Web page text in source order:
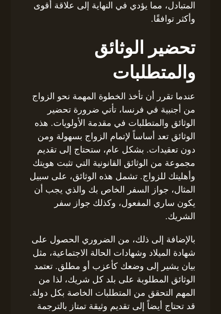
المتبادل، مما يؤدي في النهاية إلى علاقة أقوى
وأكثر توافقًا.
تحضير الوثائق
والمتطلبات
عندما تقرر أن تأخذ الخطوة المهمة نحو الزواج
من أجنبية في فرنسا، تأتي ضرورة تحضير
الوثائق والمتطلبات في مقدمة الأولويات. هذه
الوثائق تعد أساساً لإتمام الزواج بسهولة ومن
دون تعقيدات. بشكل عام، ستحتاج إلى تقديم
مجموعة من الوثائق القانونية التي تثبت هويتك
وأهليتك للزواج. تشمل هذه الوثائق، على سبيل
المثال، جواز السفر الخاص بك والذي يجب أن
يكون ساري المفعول، وكذلك جواز سفر
الشريك.
بالإضافة إلى ذلك، من الضروري الحصول على
شهادة الميلاد وشهادات الحالة الاجتماعية، مثل
بيان يشير إلى وضعك كأعزب أو مطلق. تعتمد
الوثائق المطلوبة على بلد كل شريك، لذا من
المهم التحقق من المتطلبات الخاصة بكل دولة.
قد تحتاج أيضاً إلى تقديم وثيقة تمتاز بالترجمة